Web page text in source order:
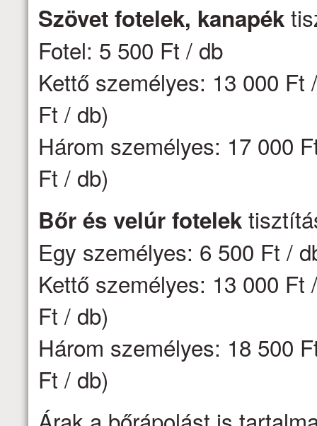
Szövet fotelek, kanapék
Fotel: 5 500 Ft / db
Kettő személyes: 13 000
Ft / db)
Három személyes: 17 000
Ft / db)
Bőr és velúr fotelek
Egy személyes: 6 500 Ft /
Kettő személyes: 13 000
Ft / db)
Három személyes: 18 500
Ft / db)